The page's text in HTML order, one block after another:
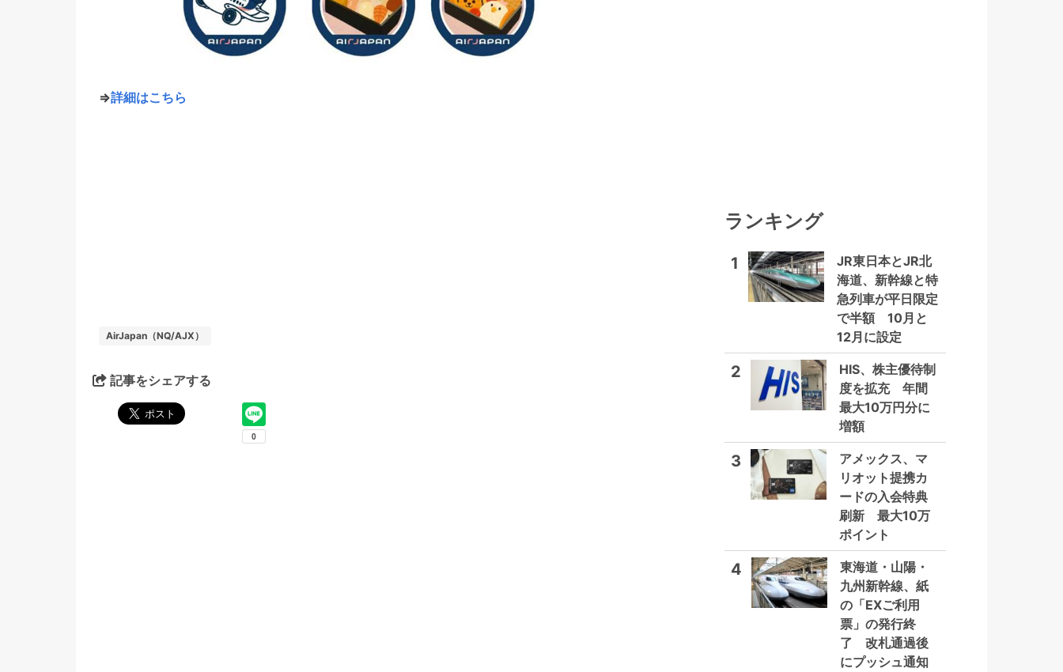
⇒詳細はこちら
AirJapan（NQ/AJX）
記事をシェアする
ランキング
1
JR東日本とJR北
海道、新幹線と特
急列車が平日限定
で半額 10月と
12月に設定
2
HIS、株主優待制
度を拡充 年間
最大10万円分に
増額
3
アメックス、マ
リオット提携カ
ードの入会特典
刷新 最大10万
ポイント
4
東海道・山陽・
九州新幹線、紙
の「EXご利用
票」の発行終
了 改札通過後
にプッシュ通知